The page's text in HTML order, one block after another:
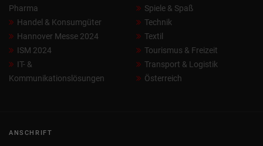
Pharma
Handel & Konsumgüter
Hannover Messe 2024
ISM 2024
IT- &
Kommunikationslösungen
Spiele & Spaß
Technik
Textil
Tourismus & Freizeit
Transport & Logistik
Österreich
ANSCHRIFT